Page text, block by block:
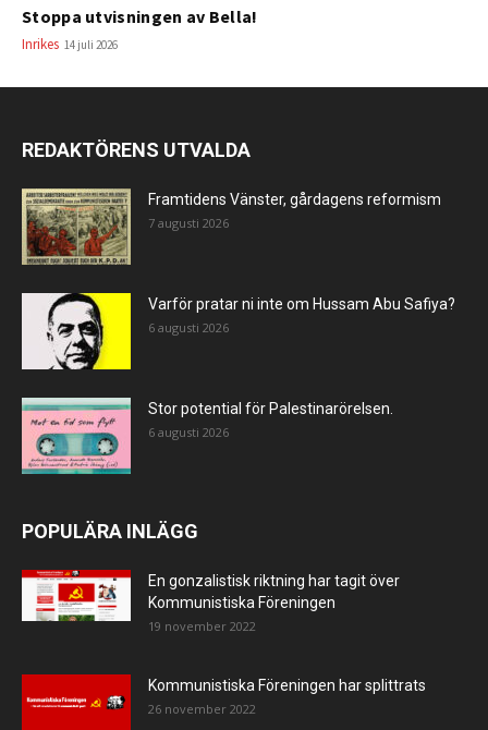
Stoppa utvisningen av Bella!
Inrikes 14 juli 2026
REDAKTÖRENS UTVALDA
Framtidens Vänster, gårdagens reformism
7 augusti 2026
Varför pratar ni inte om Hussam Abu Safiya?
6 augusti 2026
Stor potential för Palestinarörelsen.
6 augusti 2026
POPULÄRA INLÄGG
En gonzalistisk riktning har tagit över
Kommunistiska Föreningen
19 november 2022
Kommunistiska Föreningen har splittrats
26 november 2022